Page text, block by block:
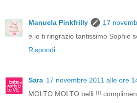
Manuela Pinkfrilly
17
e io ti ringrazio tantissimo Sophie
Rispondi
Sara 17 novembre 2011 alle ore
MOLTO MOLTO belli !!!